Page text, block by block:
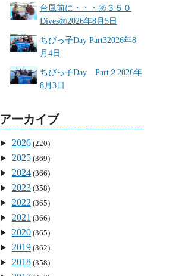
台風前に・・・㊗３５０
Dives㊗2026年8月5日
ちびっ子Day Part32026年8
月4日
ちびっ子Day Part２ 2026年
8月3日
アーカイブ
2026(220)
2025(369)
2024(366)
2023(358)
2022(365)
2021 (366)
2020(365)
2019(362)
2018(358)